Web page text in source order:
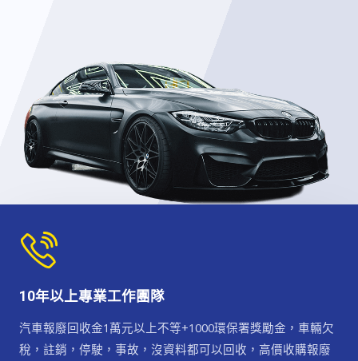
10年以上專業工作團隊
汽車報廢回收金1萬元以上不等+1000環保署獎勵金，車輛欠
稅，註銷，停駛，事故，沒資料都可以回收，高價收購報廢